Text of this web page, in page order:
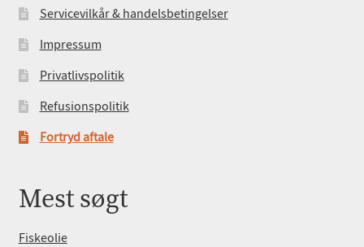
Servicevilkår & handelsbetingelser
Impressum
Privatlivspolitik
Refusionspolitik
Fortryd aftale
Mest søgt
Fiskeolie